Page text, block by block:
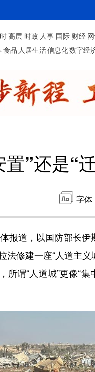
高层 时政 人事 国际 财经
食品 人居生活信息化数字经
置”还是“
字体
，以国防部长伊
法修建一座“人道主
所谓“人道城”更像“